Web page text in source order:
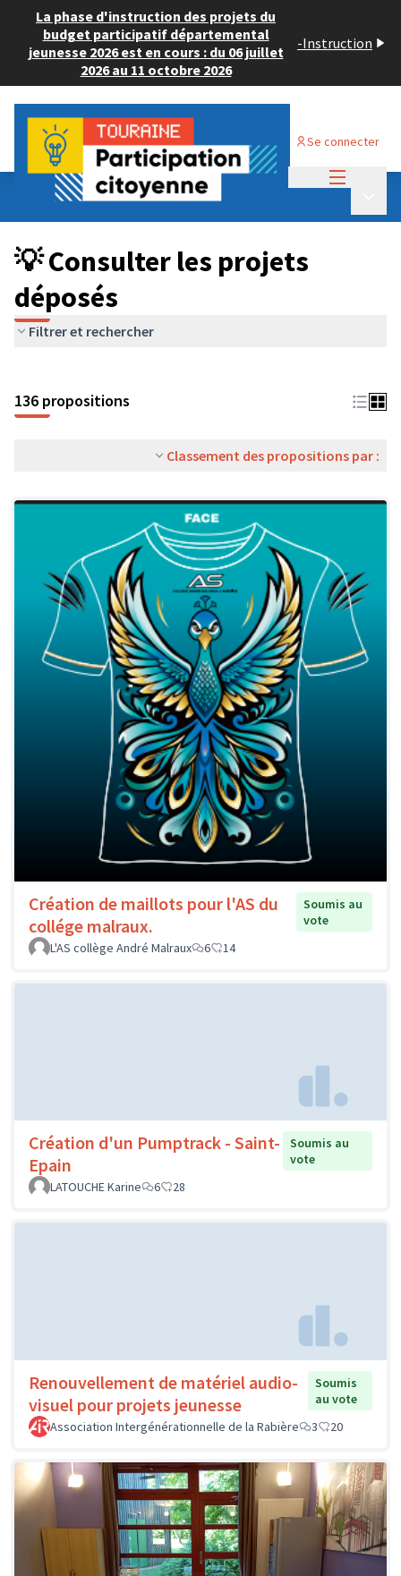
La phase d'instruction des projets du
budget participatif départemental
jeunesse 2026 est en cours : du 06 juillet
2026 au 11 octobre 2026
-Instruction
Se connecter
Budget Participatif JEUNESSE 2024
💡 Consulter les projets déposés
💡 Consulter les projets
déposés
Filtrer et rechercher
136 propositions
Classement des propositions par :
Création de maillots pour l'AS du
collége malraux.
Soumis au
vote
L'AS collège André Malraux
6 14
Création d'un Pumptrack - Saint-
Epain
Soumis au
vote
LATOUCHE Karine
6 28
Renouvellement de matériel audio-
visuel pour projets jeunesse
Soumis
au vote
Association Intergénérationnelle de la Rabière
3 20